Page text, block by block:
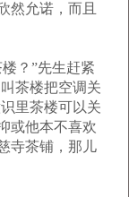
允诺，而且
？”先生赶紧
茶楼把空调关
里茶楼可以关
或他本不喜欢
寺茶铺，那儿